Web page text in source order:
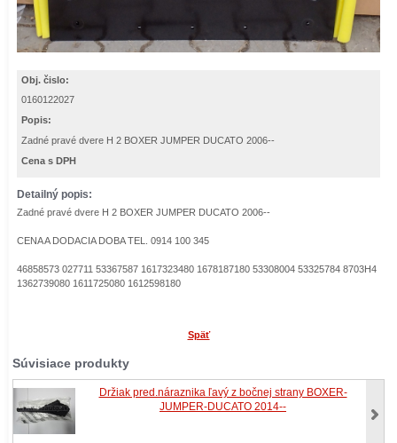
Obj. čislo:
0160122027
Popis:
Zadné pravé dvere H 2 BOXER JUMPER DUCATO 2006--
Cena s DPH
Detailný popis:
Zadné pravé dvere H 2 BOXER JUMPER DUCATO 2006--
CENA A DODACIA DOBA TEL. 0914 100 345
46858573 027711 53367587 1617323480 1678187180 53308004 53325784 8703H4
1362739080 1611725080 1612598180
Späť
Súvisiace produkty
Držiak pred.náraznika ľavý z bočnej strany BOXER-
JUMPER-DUCATO 2014--